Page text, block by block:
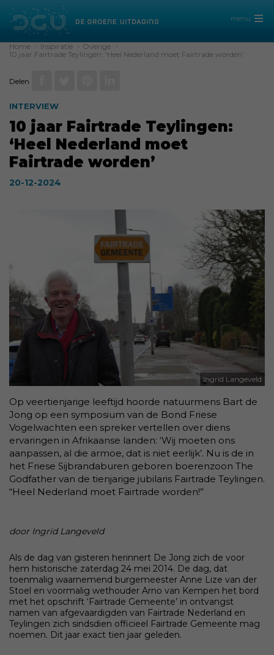
menu
Home Inspiratie Overige
10 jaar Fairtrade Teylingen: ‘Heel Nederland moet Fairtrade worden’
Delen
INTERVIEW
10 jaar Fairtrade Teylingen:
‘Heel Nederland moet
Fairtrade worden’
20-12-2024
Ingrid Langeveld
Op veertienjarige leeftijd hoorde natuurmens Bart de
Jong op een symposium van de Bond Friese
Vogelwachten een spreker vertellen over diens
ervaringen in Afrikaanse landen: ‘Wij moeten ons
aanpassen, al die armoe, dat is niet eerlijk’. Nu is de in
het Friese Sijbrandaburen geboren boerenzoon The
Godfather van de tienjarige jubilaris Fairtrade Teylingen.
“Heel Nederland moet Fairtrade worden!”
door Ingrid Langeveld
Als de dag van gisteren herinnert De Jong zich de voor
hem historische zaterdag 24 mei 2014. De dag, dat
toenmalig waarnemend burgemeester Anne Lize van der
Stoel en voormalig wethouder Arno van Kempen het bord
met het opschrift ‘Fairtrade Gemeente’ in ontvangst
namen van afgevaardigden van Fairtrade Nederland en
Teylingen zich sindsdien officieel Fairtrade Gemeente mag
noemen. Dit jaar exact tien jaar geleden.